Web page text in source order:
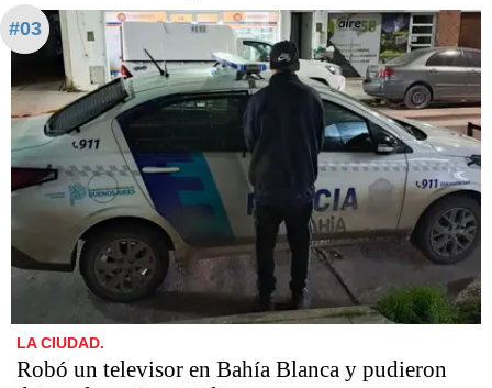
#03
LA CIUDAD.
Robó un televisor en Bahía Blanca y pudieron